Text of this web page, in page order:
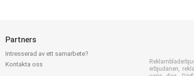
Partners
Intresserad av ett samarbete?
Kontakta oss
erbjudanen,